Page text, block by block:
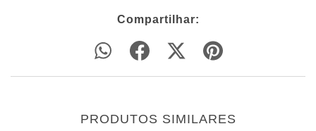
Compartilhar:
PRODUTOS SIMILARES